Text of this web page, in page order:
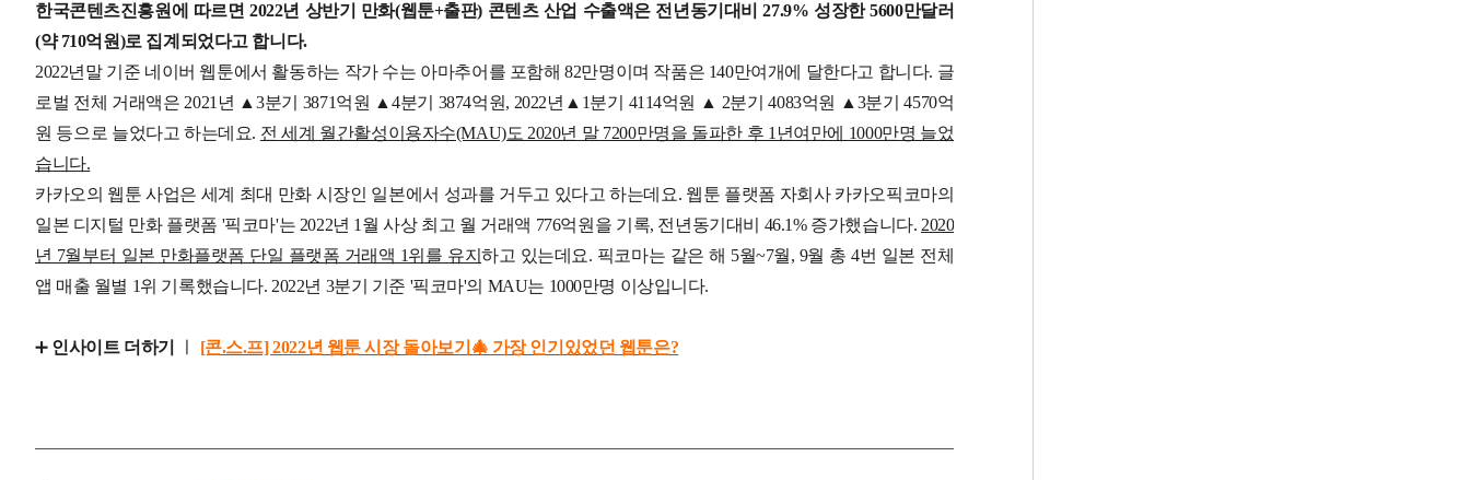
한국콘텐츠진흥원에 따르면 2022년 상반기 만화(웹툰+출판) 콘텐츠 산업 수출액은 전년동기대비 27.9% 성장한 5600만달러
(약 710억원)로 집계되었다고 합니다.
2022년말 기준 네이버 웹툰에서 활동하는 작가 수는 아마추어를 포함해 82만명이며 작품은 140만여개에 달한다고 합니다. 글
로벌 전체 거래액은 2021년 ▲3분기 3871억원 ▲4분기 3874억원, 2022년▲1분기 4114억원 ▲ 2분기 4083억원 ▲3분기 4570억
원 등으로 늘었다고 하는데요. 전 세계 월간활성이용자수(MAU)도 2020년 말 7200만명을 돌파한 후 1년여만에 1000만명 늘었
습니다.
카카오의 웹툰 사업은 세계 최대 만화 시장인 일본에서 성과를 거두고 있다고 하는데요. 웹툰 플랫폼 자회사 카카오픽코마의
일본 디지털 만화 플랫폼 '픽코마'는 2022년 1월 사상 최고 월 거래액 776억원을 기록, 전년동기대비 46.1% 증가했습니다. 2020
년 7월부터 일본 만화플랫폼 단일 플랫폼 거래액 1위를 유지하고 있는데요. 픽코마는 같은 해 5월~7월, 9월 총 4번 일본 전체
앱 매출 월별 1위 기록했습니다. 2022년 3분기 기준 '픽코마'의 MAU는 1000만명 이상입니다.
➕ 인사이트 더하기 [콘.스.프] 2022년 웹툰 시장 돌아보기🎄 가장 인기있었던 웹툰은?